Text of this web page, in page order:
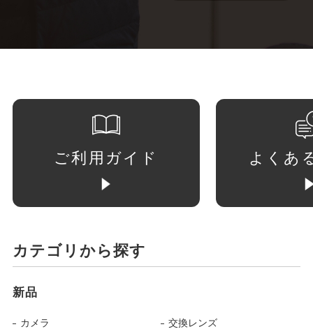
ご利用ガイド よくあ
カテゴリから探す
新品
カメラ 交換レンズ